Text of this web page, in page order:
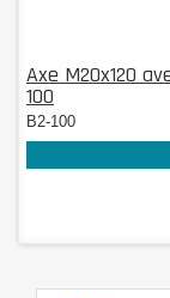
Axe M20x120
100
B2-100